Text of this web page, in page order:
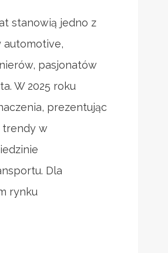
stanowią jedno z
automotive,
pasjonatów
W 2025 roku
prezentując
trendy w
Dla
rynku